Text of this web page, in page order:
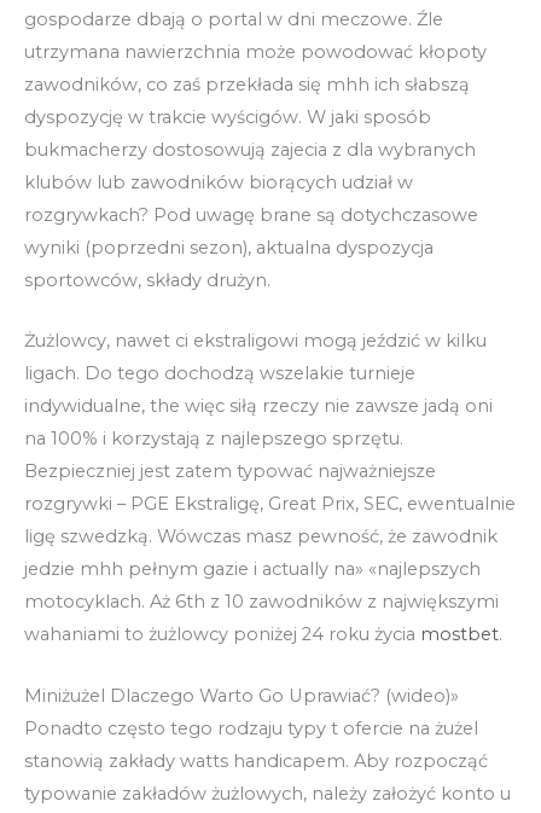
gospodarze dbają o portal w dni meczowe. Źle
utrzymana nawierzchnia może powodować kłopoty
zawodników, co zaś przekłada się mhh ich słabszą
dyspozycję w trakcie wyścigów. W jaki sposób
bukmacherzy dostosowują zajecia z dla wybranych
klubów lub zawodników biorących udział w
rozgrywkach? Pod uwagę brane są dotychczasowe
wyniki (poprzedni sezon), aktualna dyspozycja
sportowców, składy drużyn.
Żużlowcy, nawet ci ekstraligowi mogą jeździć w kilku
ligach. Do tego dochodzą wszelakie turnieje
indywidualne, the więc siłą rzeczy nie zawsze jadą oni
na 100% i korzystają z najlepszego sprzętu.
Bezpieczniej jest zatem typować najważniejsze
rozgrywki – PGE Ekstraligę, Great Prix, SEC, ewentualnie
ligę szwedzką. Wówczas masz pewność, że zawodnik
jedzie mhh pełnym gazie i actually na» «najlepszych
motocyklach. Aż 6th z 10 zawodników z największymi
wahaniami to żużlowcy poniżej 24 roku życia mostbet.
Miniżużel Dlaczego Warto Go Uprawiać? (wideo)»
Ponadto często tego rodzaju typy t ofercie na żużel
stanowią zakłady watts handicapem. Aby rozpocząć
typowanie zakładów żużlowych, należy założyć konto u